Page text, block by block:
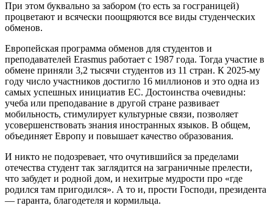
При этом буквально за забором (то есть за госграницей)
процветают и всячески поощряются все виды студенческих
обменов.
Европейская программа обменов для студентов и
преподавателей Erasmus работает с 1987 года. Тогда участие в
обмене приняли 3,2 тысячи студентов из 11 стран. К 2025-му
году число участников достигло 16 миллионов и это одна из
самых успешных инициатив ЕС. Достоинства очевидны:
учеба или преподавание в другой стране развивает
мобильность, стимулирует культурные связи, позволяет
усовершенствовать знания иностранных языков. В общем,
объединяет Европу и повышает качество образования.
И никто не подозревает, что очутившийся за пределами
отечества студент так заглядится на заграничные прелести,
что забудет и родной дом, и нехитрые мудрости про «где
родился там пригодился». А то и, прости Господи, президента
— гаранта, благодетеля и кормильца.